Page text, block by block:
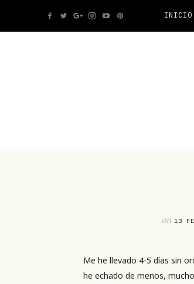
INICIO
on13
Me he llevado 4-5 días sin
he echado de menos,